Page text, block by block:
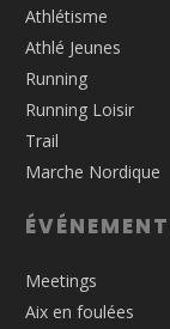
Athlétisme
Athlé Jeunes
Running
Running Loisir
Trail
Marche Nordique
Meetings
Aix en foulées